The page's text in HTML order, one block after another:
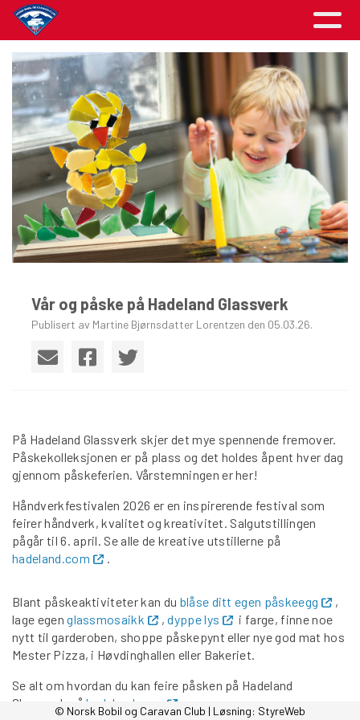
Vår og påske på Hadeland Glassverk
Publisert av Martine Bjørnsdatter Lorentzen den 05.03.26.
På Hadeland Glassverk skjer det mye spennende fremover.
Påskekolleksjonen er på plass og det holdes åpent hver dag
gjennom påskeferien. Vårstemningen er her!
Håndverkfestivalen 2026 er en inspirerende festival som
feirer håndverk, kvalitet og kreativitet. Salgutstillingen
pågår til 6. april. Se alle de kreative utstillerne på
hadeland.com
.
Blant påskeaktiviteter kan du blåse ditt egen påskeegg
,
lage egenglassmosaikk ,dyppe lys
i farge, finne noe
nytt til garderoben, shoppe påskepynt eller nye god mat hos
Mester Pizza, i Høvdinghallen eller Bakeriet.
Se alt om hvordan du kan feire påsken på Hadeland
Glassverk påhadeland.com
© Norsk Bobil og Caravan Club | Løsning: StyreWeb